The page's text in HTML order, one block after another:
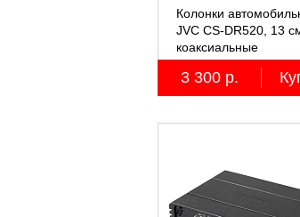
Колонки
JVC CS-DR520, 13
коаксиальные
двухполосные, 2 шт.
3 300 р.